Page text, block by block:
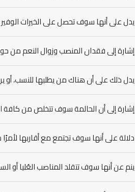
يدل على أنها سوف تحصل على الخيرات الوفير
إشارة إلى فقدان المنصب وزوال النعم من
يدل ذلك على أن هناك من يطلبها للنسب،
إشارة إلى أن الحالمة سوف تتخلص من كافة
دلالة على أنها سوف تجتمع مع أقاربها
ينم عن أنها سوف تتقلد المناصب العُليا أو